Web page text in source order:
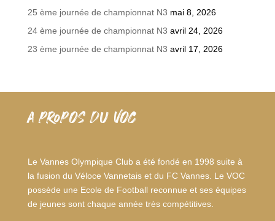
25 ème journée de championnat N3 mai 8, 2026
24 ème journée de championnat N3 avril 24, 2026
23 ème journée de championnat N3 avril 17, 2026
A PROPOS DU VOC
Le Vannes Olympique Club a été fondé en 1998 suite à
la fusion du Véloce Vannetais et du FC Vannes. Le VOC
possède une Ecole de Football reconnue et ses équipes
de jeunes sont chaque année très compétitives.